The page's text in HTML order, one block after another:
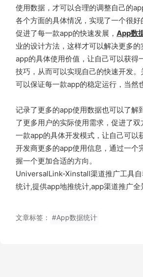
使用数据，才可以合理的调整自己的
各个方面的具体情况，实现了一个很好
促进了每一款app的快速发展， App数
业的设计方法，这样才可以解决更多
app的具体使用价值，让自己可以获得
技巧，从而可以实现自己的快速开发
可以保证每一款app的稳定运行，当然
记录了更多的app使用数据也可以了解
了更多用户的实际使用需求，促进了
一款app的具体开发模式，让自己可以
开发商更多的app使用信息，通过一个
握一个更加合适的方向。
UniversalLink-Xinstall渠道推广工具
统计,提供app地推统计,app渠道推广
文章标签： #App数据统计